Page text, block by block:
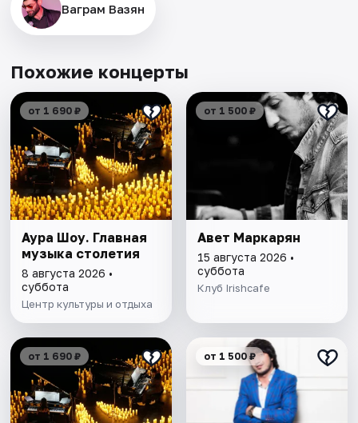
Ваграм Вазян
Похожие концерты
от 1 690 ₽
Аура Шоу. Главная
музыка столетия
8 августа 2026 •
суббота
Центр культуры и отдыха
от 1 500 ₽
Авет Маркарян
15 августа 2026 •
суббота
Клуб Irishcafe
от 1 690 ₽ от 1 500 ₽